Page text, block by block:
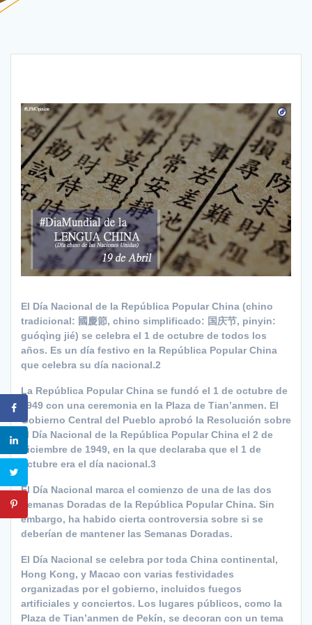
El Día Nacional de la República Popular China (chino
tradicional: 國慶節, chino simplificado: 国庆节, pinyin:
guóqìng jié) se celebra el 1 de octubre de todos los
años. Es un día festivo en la República Popular China
que celebra su día nacional.2
La República Popular China se fundó el 1 de octubre de
1949 con una ceremonia en la Plaza de Tian’anmen. El
Gobierno Central del Pueblo aprobó la Resolución sobre
el Día Nacional de la República Popular China el 2 de
diciembre de 1949, en la que declaraba que el 1 de
octubre era el día nacional.3
El Día Nacional marca el comienzo de una de las dos
Semanas Doradas de la República Popular China. Sin
embargo, ha habido cierta controversia sobre si se
deberían de mantener las Semanas Doradas.
El Día Nacional se celebra por toda China continental,
Hong Kong, y Macao con varias festividades
organizadas por el gobierno, incluidos fuegos
artificiales y conciertos. Los lugares públicos, como la
Plaza de Tian’anmen de Pekín, se decoran con un tema